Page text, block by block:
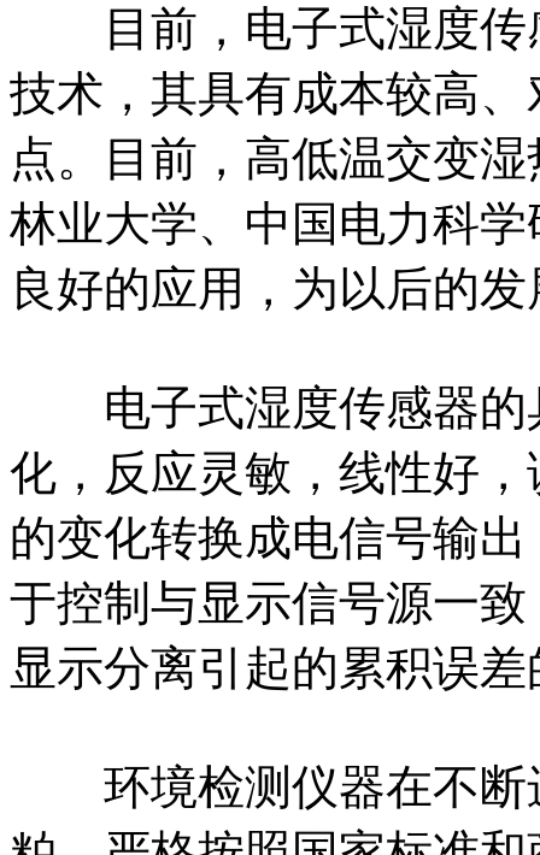
目前，电子式湿度传
技术，其具有成本较高
点。目前，高低温交变
林业大学、中国电力科
良好的应用，为以后的
电子式湿度传感器的
化，反应灵敏，线性好
的变化转换成电信号输
于控制与显示信号源一
显示分离引起的累积误
环境检测仪器在不断